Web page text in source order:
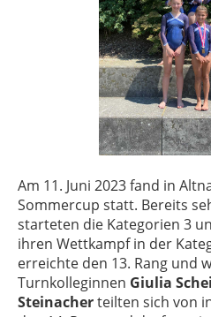
Am 11. Juni 2023 fand in
Sommercup statt. Bereits
starteten die Kategorien 3
ihren Wettkampf in der
erreichte den 13. Rang und
Turnkolleginnen Giulia
Steinacherteilten sich von